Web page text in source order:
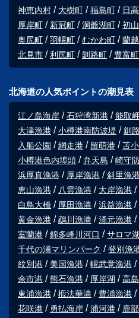
神恵内村
大樹町 福島町 日
厚岸町
新冠町 洞爺湖町 初
奥尻町
羽幌町 むかわ町 蘭
北見市
利尻町 釧路町 豊富町
北海道の人気ポイントの潮見表
江ノ島海岸 石狩湾新港 能取岬
大津漁港
小樽港南防波堤 釧
入船公園
網走港 留萌港
苫
小樽港色内埠頭
弁天島 崎守
浜厚真漁港
厚岸漁港 斜里漁
恵山漁港
八雲漁港 大岸漁港
白鳥大橋
厚田漁港 浜益漁港
黄金漁港
鵡川漁港 涌元漁港
室蘭港
錦多峰川河口
サロマ
千代の浦マリンパーク
登別漁
紋別港
美国漁港 幌武意漁港
余市港
熊石漁港 厚岸湖 高
東浦漁港
椴法華港 豊浦漁港
花咲港
勇払海岸 浦河港 鹿